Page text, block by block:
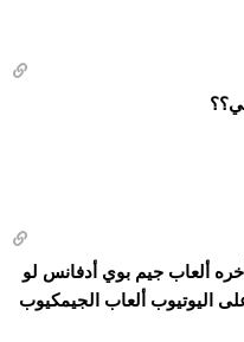
ألعاب جيم بوي أدفانس لو
اليوتيوب ألعاب الجيمكيوب